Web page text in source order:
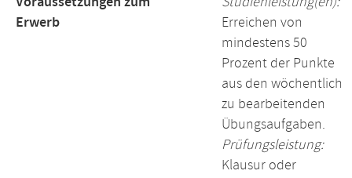
Erwerb
Erreichen von
mindestens 50
Prozent der Punkte
aus den wöchentlich
zu bearbeitenden
Übungsaufgaben.
Prüfungsleistung:
Klausur oder